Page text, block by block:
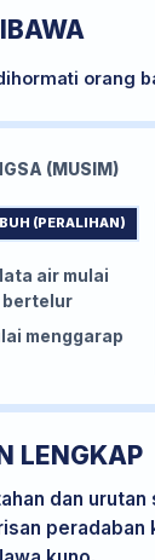
orang
(MUSIM)
(PERALIHAN)
air mulai
bertelur
menggarap
LENGKAP
dan urutan
peradaban